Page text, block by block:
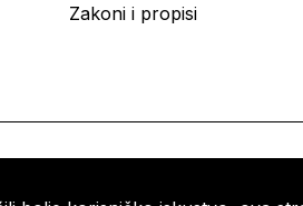
Zakoni i propisi